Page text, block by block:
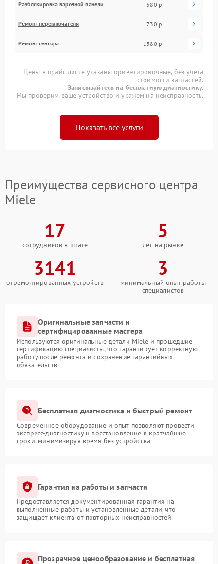
Разблокировка варочной панели 580 р
Ремонт переключателя 730 р
Ремонт сенсора 1580 р
Цены в прайс-листе указаны ориентировочные, без учета
стоимости запчастей.
Записывайтесь на бесплатную диагностику.
Мы проверим ваше устройство и укажем на неисправность.
Показать все услуги
Преимущества сервисного центра
Miele
17
сотрудников в штате
5
лет на рынке
3141
отремонтированных устройств
3
минимальный опыт работы
специалистов
Оригинальные запчасти и
сертифицированные мастера
Используются оригинальные детали Miele и прошедшие
сертификацию специалисты, что гарантирует корректную
работу после ремонта и сохранение гарантийных
обязательств
Бесплатная диагностика и быстрый ремонт
Современное оборудование и опыт позволяют провести
экспресс-диагностику и восстановление в кратчайшие
сроки, минимизируя время без устройства
Гарантия на работы и запчасти
Предоставляется документированная гарантия на
выполненные работы и установленные детали, что
защищает клиента от повторных неисправностей
Прозрачное ценообразование и бесплатная